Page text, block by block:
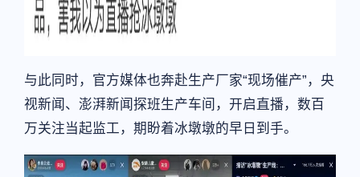
与此同时，官方媒体也奔赴生产厂家“现场催产”，央
视新闻、澎湃新闻探班生产车间，开启直播，数百
万关注当起监工，期盼着冰墩墩的早日到手。